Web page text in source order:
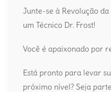
Junte-se à Revolução
um Técnico Dr. Frost!
Você é apaixonado por
Está pronto para levar
próximo nível? Seja